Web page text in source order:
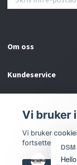
Om oss
Kundeservice
Sosiale medier
Vi bruker
Vi bruker
fortsette.
DSM